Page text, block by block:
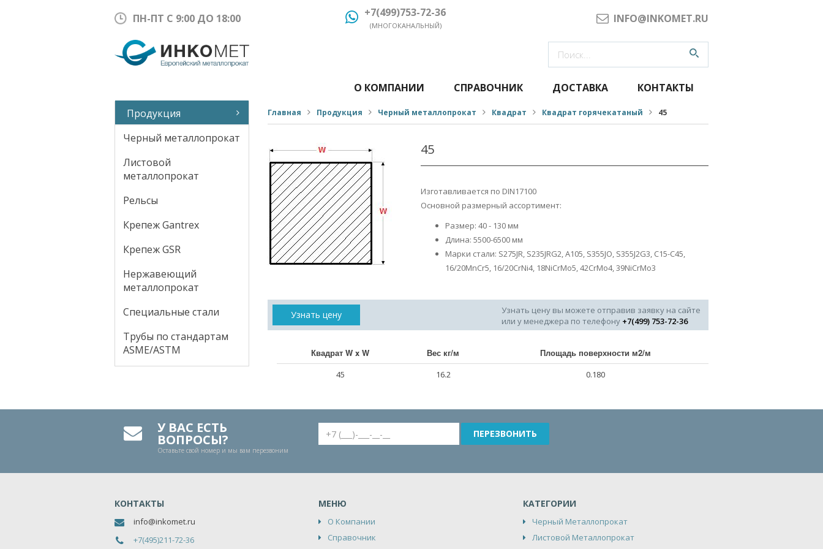
ПН-ПТ С 9:00 ДО 18:00 +7(499)753-72-36
(МНОГОКАНАЛЬНЫЙ)
INFO@INKOMET.RU
Продукция
Черный металлопрокат
Листовой
металлопрокат
Рельсы
Крепеж Gantrex
Крепеж GSR
Нержавеющий
металлопрокат
Специальные стали
Трубы по стандартам
ASME/ASTM
О КОМПАНИИ СПРАВОЧНИК ДОСТАВКА КОНТАКТЫ
Главная Продукция Черный металлопрокат Квадрат Квадрат горячекатаный 45
45
Изготавливается по DIN17100
Основной размерный ассортимент:
Размер: 40 - 130 мм
Длина: 5500-6500 мм
Марки стали: S275JR, S235JRG2, A105, S355JO, S355J2G3, C15-C45,
16/20MnCr5, 16/20CrNi4, 18NiCrMo5, 42CrMo4, 39NiCrMo3
Узнать цену
Узнать цену вы можете отправив заявку на сайте
или у менеджера по телефону +7(499) 753-72-36
Квадрат W x W Вес кг/м Площадь поверхности м2/м
45 16.2 0.180
У ВАС ЕСТЬ
ВОПРОСЫ?
Оставьте свой номер и мы вам перезвоним
КОНТАКТЫ
info@inkomet.ru
+7(495)211-72-36
МЕНЮ
О Компании
Справочник
КАТЕГОРИИ
Черный Металлопрокат
Листовой Металлопрокат